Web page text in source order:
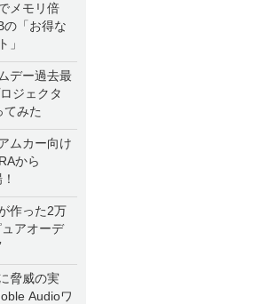
メモリ倍
の「お得な
」
デー過去最
ジェクタ
てみた
ムカー向け
から
作った2万
アオーデ
脅威の実
Audioワ